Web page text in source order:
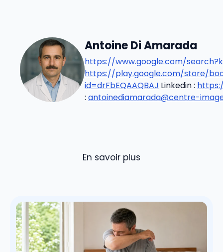
Antoine Di Amarada
https://www.google.com/
https://play.google.com/store/
id=drFbEQAAQBAJ Linkedin :
: antoinediamarada@centre-
En savoir plus